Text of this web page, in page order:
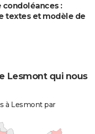
condoléances :
textes et modèle de
Lesmont qui nous
à Lesmont par